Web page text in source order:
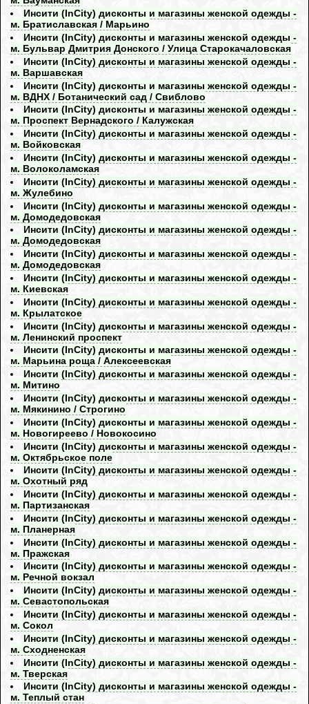
Инсити (InCity) дисконты и магазины женской одежды -
м. Братиславская / Марьино
Инсити (InCity) дисконты и магазины женской одежды -
м. Бульвар Дмитрия Донского / Улица Старокачаловская
Инсити (InCity) дисконты и магазины женской одежды -
м. Варшавская
Инсити (InCity) дисконты и магазины женской одежды -
м. ВДНХ / Ботанический сад / Свиблово
Инсити (InCity) дисконты и магазины женской одежды -
м. Проспект Вернадского / Калужская
Инсити (InCity) дисконты и магазины женской одежды -
м. Войковская
Инсити (InCity) дисконты и магазины женской одежды -
м. Волоколамская
Инсити (InCity) дисконты и магазины женской одежды -
м. Жулебино
Инсити (InCity) дисконты и магазины женской одежды -
м. Домодедовская
Инсити (InCity) дисконты и магазины женской одежды -
м. Домодедовская
Инсити (InCity) дисконты и магазины женской одежды -
м. Домодедовская
Инсити (InCity) дисконты и магазины женской одежды -
м. Киевская
Инсити (InCity) дисконты и магазины женской одежды -
м. Крылатское
Инсити (InCity) дисконты и магазины женской одежды -
м. Ленинский проспект
Инсити (InCity) дисконты и магазины женской одежды -
м. Марьина роща / Алексеевская
Инсити (InCity) дисконты и магазины женской одежды -
м. Митино
Инсити (InCity) дисконты и магазины женской одежды -
м. Мякинино / Строгино
Инсити (InCity) дисконты и магазины женской одежды -
м. Новогиреево / Новокосино
Инсити (InCity) дисконты и магазины женской одежды -
м. Октябрьское поле
Инсити (InCity) дисконты и магазины женской одежды -
м. Охотный ряд
Инсити (InCity) дисконты и магазины женской одежды -
м. Партизанская
Инсити (InCity) дисконты и магазины женской одежды -
м. Планерная
Инсити (InCity) дисконты и магазины женской одежды -
м. Пражская
Инсити (InCity) дисконты и магазины женской одежды -
м. Речной вокзал
Инсити (InCity) дисконты и магазины женской одежды -
м. Севастопольская
Инсити (InCity) дисконты и магазины женской одежды -
м. Сокол
Инсити (InCity) дисконты и магазины женской одежды -
м. Сходненская
Инсити (InCity) дисконты и магазины женской одежды -
м. Тверская
Инсити (InCity) дисконты и магазины женской одежды -
м. Теплый стан